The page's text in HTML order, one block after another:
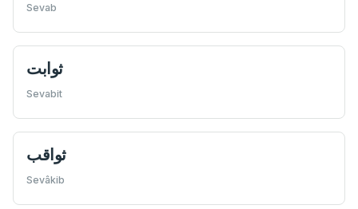
Sevab
ثوابت
Sevabit
ثواقب
Sevâkib